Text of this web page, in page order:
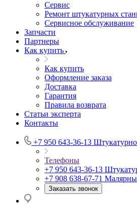
Сервис
Ремонт штукатурных
Сервисное обслуживание
Запчасти
Партнеры
Как купить
Как купить
Оформление заказа
Доставка
Гарантия
Правила возврата
Статьи эксперта
Контакты
+7 950 643-36-13
Телефоны
+7 950 643-36-13
+7 908 638-67-71
Заказать звонок